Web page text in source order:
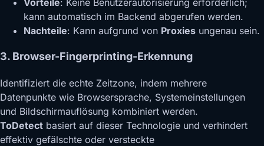
kann automatisch im Backend abgerufen werden.
Nachteile: Kann aufgrund von Proxies ungenau sein.
3. Browser-Fingerprinting-Erkennung
Identifiziert die echte Zeitzone, indem mehrere
Datenpunkte wie Browsersprache, Systemeinstellungen
und Bildschirmauflösung kombiniert werden.
ToDetect basiert auf dieser Technologie und verhindert
effektiv gefälschte oder versteckte